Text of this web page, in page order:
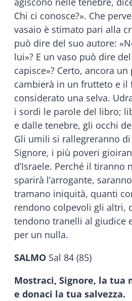
Chi ci conosce?». Che
vasaio è stimato pari alla
può dire del suo autore:
lui»? E un vaso può dire
capisce»? Certo, ancora un
cambierà in un frutteto e il
considerato una selva.
i sordi le parole del libro;
e dalle tenebre, gli occhi
Gli umili si rallegreranno
Signore, i più poveri
d’Israele. Perché il tiranno
sparirà l’arrogante,
tramano iniquità, quanti
rendono colpevoli gli altri,
tendono tranelli al giudice
per un nulla.
SALMO Sal 84 (85)
Mostraci, Signore, la tua
e donaci la tua salvezza.